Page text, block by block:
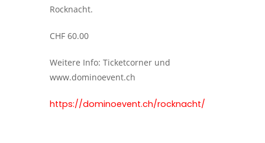
Rocknacht.
CHF 60.00
Weitere Info: Ticketcorner und
www.dominoevent.ch
https://dominoevent.ch/rocknacht/